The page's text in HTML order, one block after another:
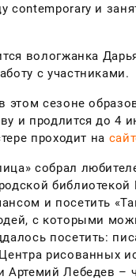
contemporary и
вологжанка
с участниками.
сезоне
и продлится до 4
проходит на
собрал
и посетить
с которыми
посетить:
рисованных
Артемий Лебедев